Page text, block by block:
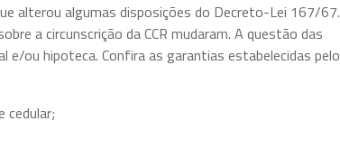
alterou algumas disposições do Decreto-Lei 167/67.
a circunscrição da CCR mudaram. A questão das
e/ou hipoteca. Confira as garantias estabelecidas pelo
cedular;